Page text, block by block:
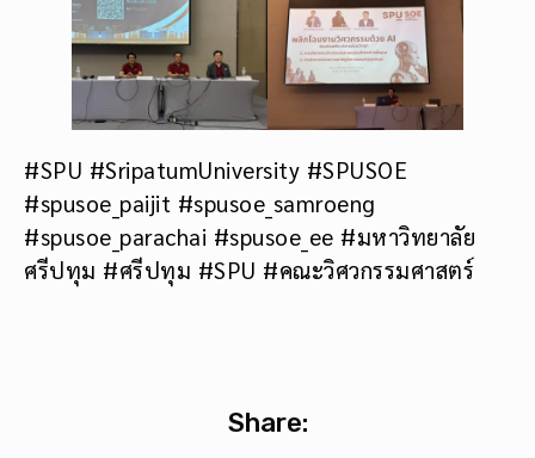
#SPU #SripatumUniversity #SPUSOE
#spusoe_paijit #spusoe_samroeng
#spusoe_parachai #spusoe_ee #มหาวิทยาลัย
ศรีปทุม #ศรีปทุม #SPU #คณะวิศวกรรมศาสตร์
Share: